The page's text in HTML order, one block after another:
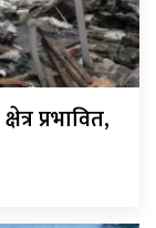
प्रभावित,